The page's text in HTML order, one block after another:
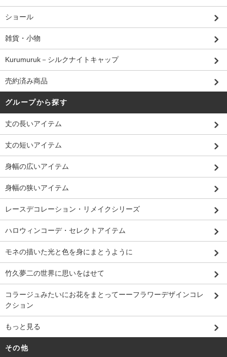
ショール
雑貨・小物
Kurumuruk－シルクナイトキャップ
売約済み商品
グループから探す
丈の長いアイテム
丈の短いアイテム
身幅の広いアイテム
身幅の狭いアイテム
レースデコレーション・リメイクシリーズ
ハロウィンコーデ・セレクトアイテム
モネの描いた光と色を身にまとうように
竹久夢二の世界に思いをはせて
コラージュみたいにお花をまとってーーフラワーデザインコレ
クション
もっと見る
その他